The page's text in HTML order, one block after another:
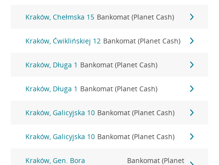
Kraków, Chełmska 15 Bankomat (Planet Cash)
Kraków, Ćwiklińskiej 12 Bankomat (Planet Cash)
Kraków, Długa 1 Bankomat (Planet Cash)
Kraków, Długa 1 Bankomat (Planet Cash)
Kraków, Galicyjska 10 Bankomat (Planet Cash)
Kraków, Galicyjska 10 Bankomat (Planet Cash)
Kraków, Gen. Bora
Bankomat (Planet